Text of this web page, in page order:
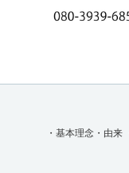
・基本理念・由来